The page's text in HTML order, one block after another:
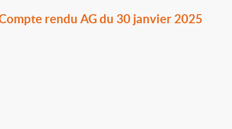
rendu AG du 30 janvier 2025